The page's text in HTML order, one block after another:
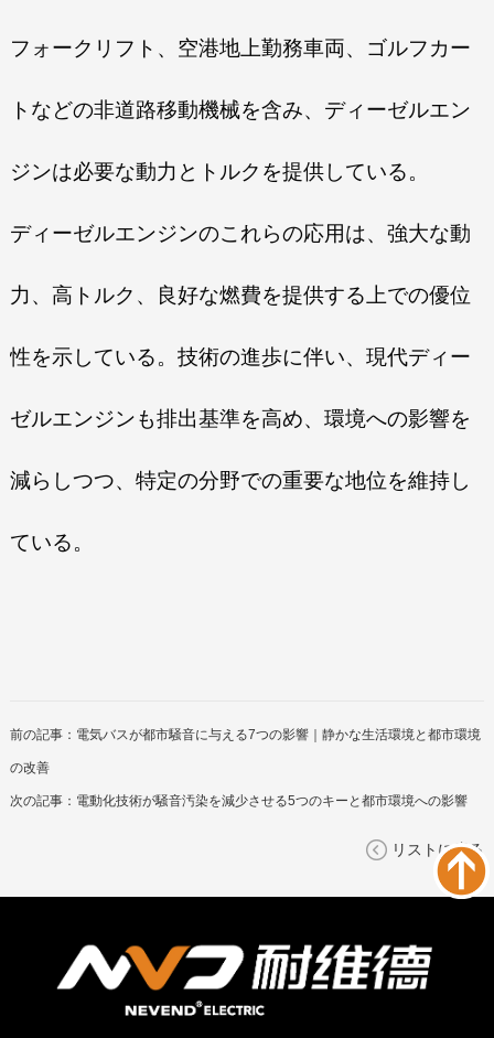
フォークリフト、空港地上勤務車両、ゴルフカー
トなどの非道路移動機械を含み、ディーゼルエン
ジンは必要な動力とトルクを提供している。
ディーゼルエンジンのこれらの応用は、強大な動
力、高トルク、良好な燃費を提供する上での優位
性を示している。技術の進歩に伴い、現代ディー
ゼルエンジンも排出基準を高め、環境への影響を
減らしつつ、特定の分野での重要な地位を維持し
ている。
前の記事： 電気バスが都市騒音に与える7つの影響｜静かな生活環境と都市環境
の改善
次の記事： 電動化技術が騒音汚染を減少させる5つのキーと都市環境への影響
リストに戻る